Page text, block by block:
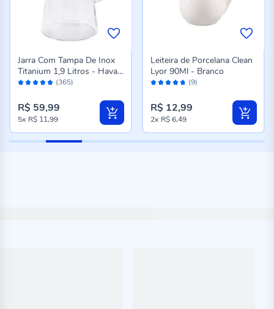
Avaliação: (365)
Jarra Com Tampa De Inox
Titanium 1,9 Litros - Havan
Casa
R$ 59,99
5x R$ 11,99
Avaliação: (9)
Leiteira de Porcelana Clean
Lyor 90Ml - Branco
R$ 12,99
2x R$ 6,49